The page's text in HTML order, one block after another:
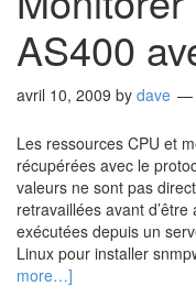
AS400
avril 10, 2009 by dave
Les ressources CPU et
récupérées avec le
valeurs ne sont pas
retravaillées avant
exécutées depuis un
Linux pour installer
more…]